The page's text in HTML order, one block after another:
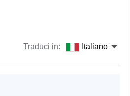
Traduci in: Italiano